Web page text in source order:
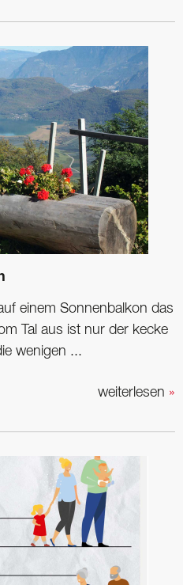
einem Sonnenbalkon das
Tal aus ist nur der kecke
wenigen ...
weiterlesen »